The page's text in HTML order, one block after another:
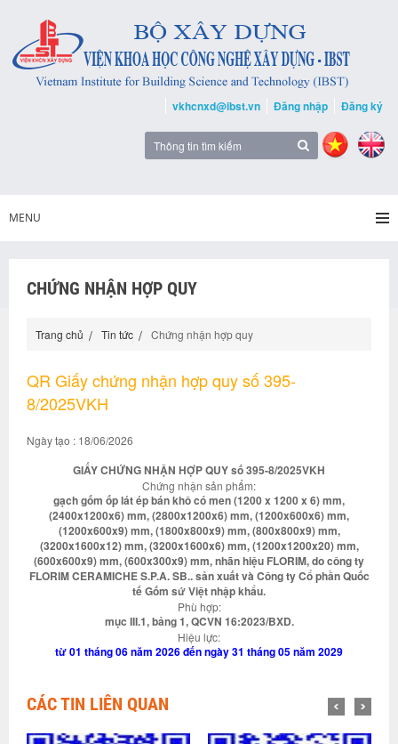
vkhcnxd@ibst.vn Đăng nhập Đăng ký
MENU
CHỨNG NHẬN HỢP QUY
Trang chủ Tin tức Chứng nhận hợp quy
QR Giấy chứng nhận hợp quy số 395-
8/2025VKH
Ngày tạo : 18/06/2026
GIẤY CHỨNG NHẬN HỢP QUY số 395-8/2025VKH
Chứng nhận sản phẩm:
gạch gốm ốp lát ép bán khô có men (1200 x 1200 x 6) mm,
(2400x1200x6) mm, (2800x1200x6) mm, (1200x600x6) mm,
(1200x600x9) mm, (1800x800x9) mm, (800x800x9) mm,
(3200x1600x12) mm, (3200x1600x6) mm, (1200x1200x20) mm,
(600x600x9) mm, (600x300x9) mm, nhãn hiệu FLORIM, do công ty
FLORIM CERAMICHE S.P.A. SB.. sản xuất và Công ty Cổ phần Quốc
tế Gốm sứ Việt nhập khẩu.
Phù hợp:
mục III.1, bảng 1, QCVN 16:2023/BXD.
Hiệu lực:
từ 01 tháng 06 năm 2026 đến ngày 31 tháng 05 năm 2029
CÁC TIN LIÊN QUAN